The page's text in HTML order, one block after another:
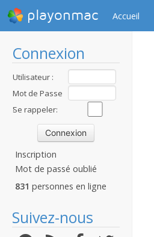
playonmac Accueil
Connexion
Utilisateur :
Mot de Passe
:Se rappeler:
Inscription
Mot de passé oublié
831 personnes en ligne
Suivez-nous